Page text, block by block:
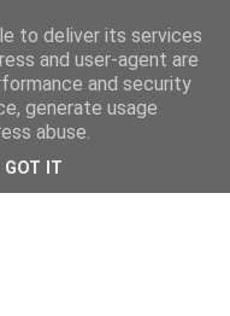
to deliver its services
and user-agent are
and security
generate usage
abuse.
GOT IT